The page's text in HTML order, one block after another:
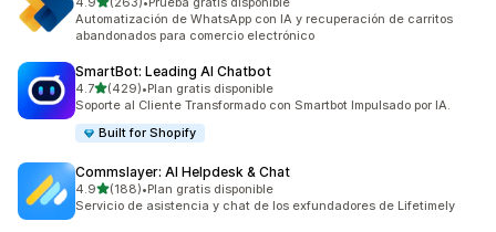
263 reseñas en total
Automatización de WhatsApp con IA y recuperación de carritos
abandonados para comercio electrónico
SmartBot: Leading AI Chatbot
4.7de 5 estrellas
(429)
429 reseñas en total
•Plan gratis disponible
Soporte al Cliente Transformado con Smartbot Impulsado por IA.
Built for Shopify
Commslayer: AI Helpdesk & Chat
4.9de 5 estrellas
(188)
188 reseñas en total
•Plan gratis disponible
Servicio de asistencia y chat de los exfundadores de Lifetimely